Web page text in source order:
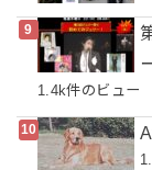
1.4k件のビュー